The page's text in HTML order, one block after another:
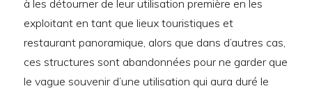
à les détourner de leur utilisation première en les
exploitant en tant que lieux touristiques et
restaurant panoramique, alors que dans d’autres cas,
ces structures sont abandonnées pour ne garder que
le vague souvenir d’une utilisation qui aura duré le